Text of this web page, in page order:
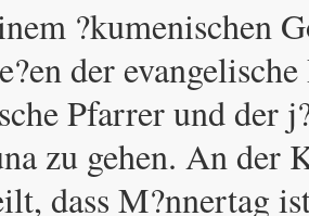
?kumenischen
der
Pfarrer und der
zu gehen. An der
dass M?nnertag